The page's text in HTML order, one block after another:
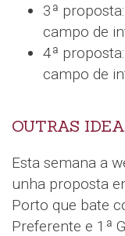
3ª
campo de
4ª
campo de
OUTRAS
Esta semana a
unha proposta
Porto que bate
Preferente e 1ª